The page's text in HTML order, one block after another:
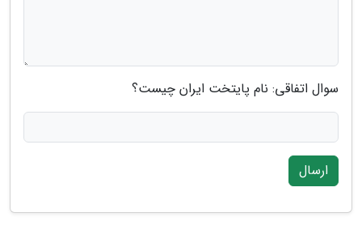
سوال اتفاقی: نام پایتخت ایران چیست؟
ارسال